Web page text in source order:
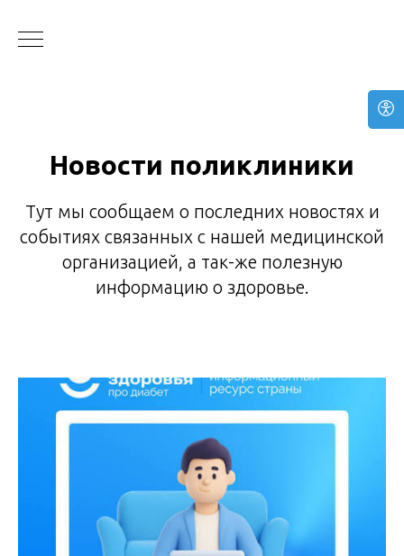
Новости поликлиники
Тут мы сообщаем о последних новостях и
событиях связанных с нашей медицинской
организацией, а так-же полезную
информацию о здоровье.